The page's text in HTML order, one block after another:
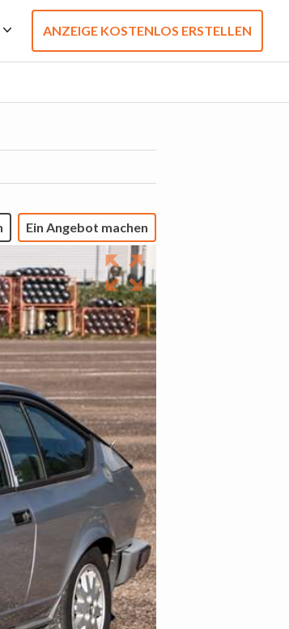
ANZEIGE KOSTENLOS ERSTELLEN
Ein Angebot machen